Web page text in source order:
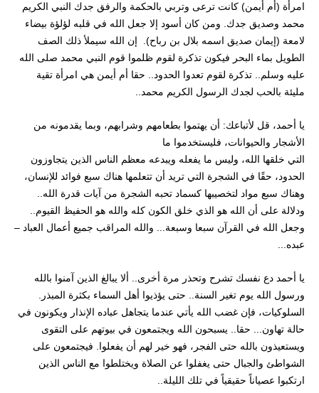
امرأة (أم أيمن) كانت ترعى وتربي بالحكمة والرفق جدك النبي الكريم
محمد وصديق جدك. ومن كان أسود إلا جعل الله في قلبه لؤلؤة بيضاء
لامعة (إيمان صديق اسمه بلال بن رباح). إن الله سيملأ ذلك الصف
الطويل بماء البحر فيكون تذكرة لقوم ظلموا قوم النبي محمد صلى الله
عليه وسلم.. تذكرة لقوم تعدوا الحدود.. حقا أم أيمن هي امرأة تقية
مليئة بالحب لجدك الرسول الكريم محمد..
يا أحمد، قل لأتباعك: أن يهتموا بطعامهم وشرابهم، وبما يقدمونه من
الأشجار والحيوانات، فليستخدموا ما
التي خلقها الله، وليس ما يفعله ويبدعه معظم الناس الذين يتجاوزون
الحدود، حقًا في الشجرة التي تريد أن تتعلمها هناك سبع فوائد للإنسان،
وهناك سبع مواد لتخصيبها كسماد تحبه الشجرة من آيات قدرة الله..
ودلالة على أن الله هو الذي خلق الكون كله والله هو الحفيظ القيوم..
وجعل الله في القرآن سبعا وسبعة... والله المراقب جميع أعمال العباد –
عبده...
يا أحمد دع نفسك تشرح وتحذر مرة أخرى.. ألا يبالغ الذين آمنوا بالله
ورسول الله يوم تغير السنة.. حتى يؤذيوا أهل السماء بكثرة المبذر.
السلوكيات، فإن غضب الله يأتي عندما يتجاهل عباده الإنذار ويكونون في
حالة تهاون... حقا.. يسبحون الله ويجتمعون في بيوتهم على التقوى
ويستعيذون بالله حتى الفجر، فهو خير لهم أن يفعلوا. فيجتمعون على
الشواطئ والجبال حتى يغفلوا عن الصلاة ويختلطوا مع الناس الذين
ارتكبوا عصياناً حقيقياً في تلك الليلة..